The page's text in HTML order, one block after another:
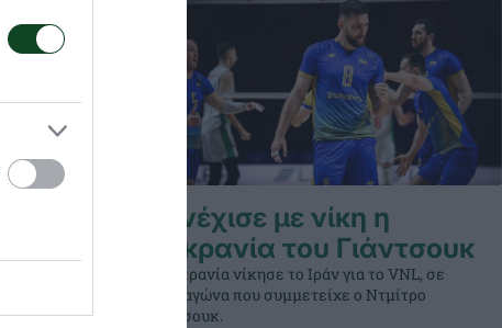
Συνέχισε με νίκη η
Ουκρανία του Γιάντσουκ
Η Ουκρανία νίκησε το Ιράν για το VNL, σε
έναν αγώνα που συμμετείχε ο Ντμίτρο
Γιάντσουκ.